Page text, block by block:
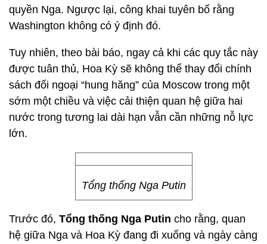
quyền Nga. Ngược lại, công khai tuyên bố rằng
Washington không có ý định đó.
Tuy nhiên, theo bài báo, ngay cả khi các quy tắc này
được tuân thủ, Hoa Kỳ sẽ không thể thay đổi chính
sách đối ngoại “hung hăng” của Moscow trong một
sớm một chiều và việc cải thiện quan hệ giữa hai
nước trong tương lai dài hạn vẫn cần những nỗ lực
lớn.
Tổng thống Nga Putin
Trước đó, Tổng thống Nga Putin cho rằng, quan
hệ giữa Nga và Hoa Kỳ đang đi xuống và ngày càng